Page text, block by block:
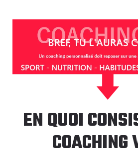
EN QUOI
COACHING